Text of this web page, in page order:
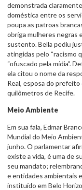
demonstrada
doméstica entre os
poupa as patroas
obriga mulheres negras
sustento. Bella pediu
atingidas pelo “racismo
“ofuscado pela mídia”.
ela citou o nome da
Real, esposa do prefeito
quilômetros de Recife.
Meio Ambiente
Em sua fala, Edmar
Mundial do Meio
junho. O parlamentar
existe a vida, é uma de
seu mandato;
e entidades ambientais
instituído em Belo